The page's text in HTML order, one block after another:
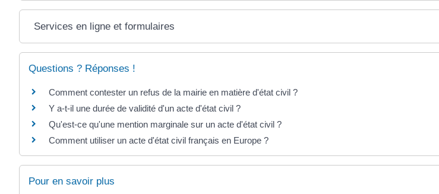
Services en ligne et formulaires
Questions ? Réponses !
Comment contester un refus de la mairie en matière d'état civil ?
Y a-t-il une durée de validité d'un acte d'état civil ?
Qu'est-ce qu'une mention marginale sur un acte d'état civil ?
Comment utiliser un acte d'état civil français en Europe ?
Pour en savoir plus